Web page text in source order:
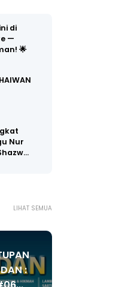
di
—
🌟
Nur
LIHAT SEMUA
: